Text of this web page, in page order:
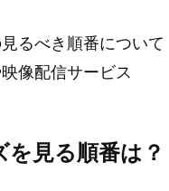
るべき順番について
像配信サービス
見る順番は？